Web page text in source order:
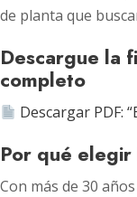
de planta que
Descargue la
completo
Descargar PDF:
Por qué elegir
Con más de 30